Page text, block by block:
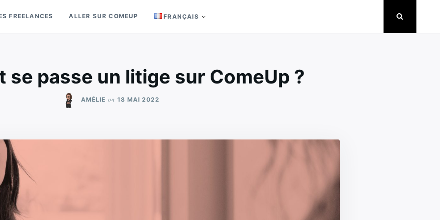
FREELANCES ALLER SUR COMEUP FRANÇAIS
se passe un litige sur ComeUp ?
AMÉLIE on 18 MAI 2022